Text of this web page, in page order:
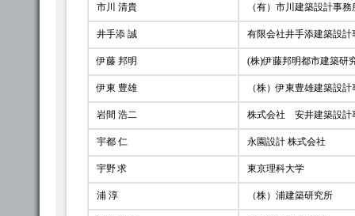
市川 清貴 （有）市川建築設計事
井手添 誠 有限会社井手添建築設
伊藤 邦明 (株)伊藤邦明都市建築研
伊東 豊雄 （株）伊東豊雄建築設
岩間 浩二 株式会社 安井建築設計
宇都 仁 永園設計 株式会社
宇野 求 東京理科大学
浦 淳 （株）浦建築研究所